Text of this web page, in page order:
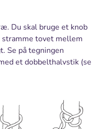
Du skal bruge et knob
stramme tovet mellem
Se på tegningen
et dobbelthalvstik (se